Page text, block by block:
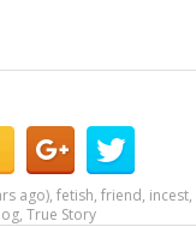
ago),fetish,friend, incest,
,True Story